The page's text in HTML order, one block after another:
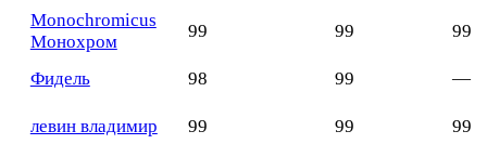
Monochromicus
Монохром
99 99 99
Фидель 98 99 —
левин владимир 99 99 99